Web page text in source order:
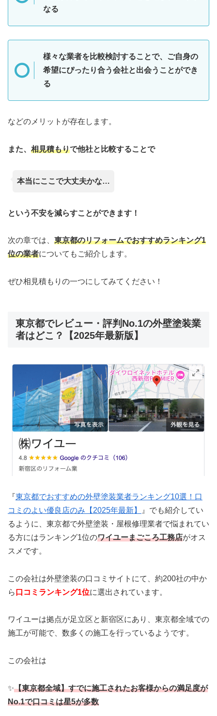
なる
様々な業者を比較検討することで、ご自身の
希望にぴったり合う会社と出会うことができ
る
などのメリットが存在します。
また、 相見積もりで他社と比較することで
本当にここで大丈夫かな…
という不安を減らすことができます！
次の章では、 東京都のリフォームでおすすめランキング1
位の業者についてもご紹介します。
ぜひ相見積もりの一つにしてみてください！
東京都でレビュー・評判No.1の外壁塗装業
者はどこ？【2025年最新版】
『東京都でおすすめの外壁塗装業者ランキング10選！口
コミのよい優良店のみ【2025年最新】
』でも紹介してい
るように、東京都で外壁塗装・屋根修理業者で悩まれてい
る方にはランキング1位のワイユーまごころ工務店がオス
スメです。
この会社は外壁塗装の口コミサイトにて、約200社の中か
ら 口コミランキング1位に選出されています。
ワイユーは拠点が足立区と新宿区にあり、東京都全域での
施工が可能で、数多くの施工を行っているようです。
この会社は
✨【東京都全域】すでに施工されたお客様からの満足度が
No.1で口コミは星5が多数